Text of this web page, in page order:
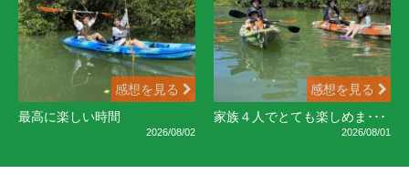
感想を見る
最高に楽しい時間
2026/08/02
感想を見る
家族４人でとても楽しめま･･･
2026/08/01